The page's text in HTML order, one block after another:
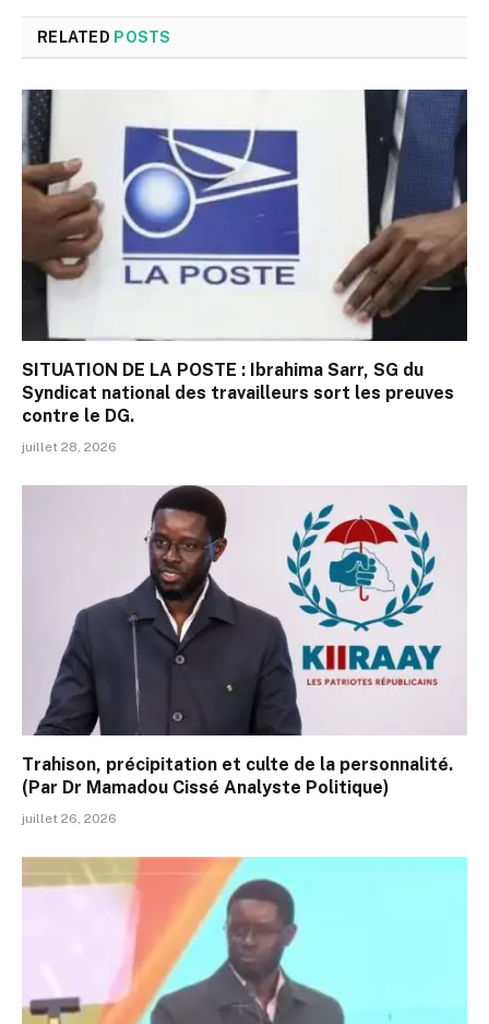
RELATED POSTS
SITUATION DE LA POSTE : Ibrahima Sarr, SG du
Syndicat national des travailleurs sort les preuves
contre le DG.
juillet 28, 2026
Trahison, précipitation et culte de la personnalité.
(Par Dr Mamadou Cissé Analyste Politique)
juillet 26, 2026